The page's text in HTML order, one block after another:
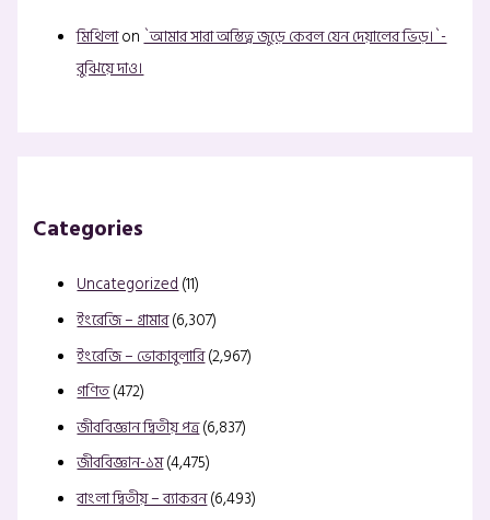
মিথিলাon`আমার সারা অস্তিত্ব জুড়ে কেবল যেন দেয়ালের ভিড়।`-
বুঝিয়ে দাও।
Categories
Uncategorized(11)
ইংরেজি – গ্রামার(6,307)
ইংরেজি – ভোকাবুলারি(2,967)
গণিত(472)
জীববিজ্ঞান দ্বিতীয় পত্র(6,837)
জীববিজ্ঞান-১ম(4,475)
বাংলা দ্বিতীয় – ব্যাকরন(6,493)